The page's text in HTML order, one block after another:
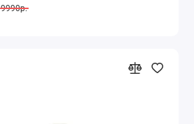
9990р.